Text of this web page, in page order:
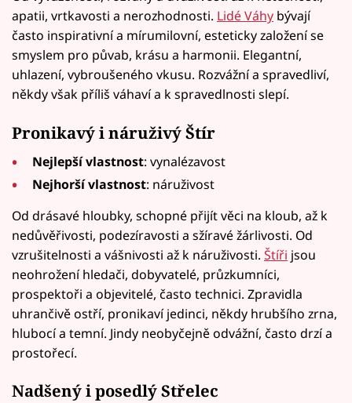
apatii, vrtkavosti a nerozhodnosti. Lidé Váhy bývají
často inspirativní a mírumilovní, esteticky založení se
smyslem pro půvab, krásu a harmonii. Elegantní,
uhlazení, vybroušeného vkusu. Rozvážní a spravedliví,
někdy však příliš váhaví a k spravedlnosti slepí.
Pronikavý i náruživý Štír
Nejlepší vlastnost: vynalézavost
Nejhorší vlastnost: náruživost
Od drásavé hloubky, schopné přijít věci na kloub, až k
nedůvěřivosti, podezíravosti a sžíravé žárlivosti. Od
vzrušitelnosti a vášnivosti až k náruživosti. Štíři jsou
neohrožení hledači, dobyvatelé, průzkumníci,
prospektoři a objevitelé, často technici. Zpravidla
uhrančivě ostří, pronikaví jedinci, někdy hrubšího zrna,
hlubocí a temní. Jindy neobyčejně odvážní, často drzí a
prostořecí.
Nadšený i posedlý Střelec